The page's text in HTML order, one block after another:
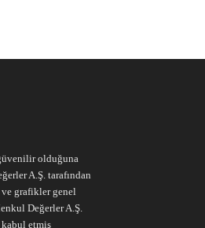
olduğuna
A.Ş. tarafından
grafikler genel
Değerler A.Ş.
etmiş